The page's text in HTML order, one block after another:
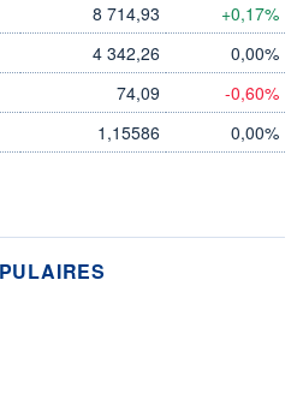
8 714,93 +0,17%
4 342,26 0,00%
74,09 -0,60%
1,15586 0,00%